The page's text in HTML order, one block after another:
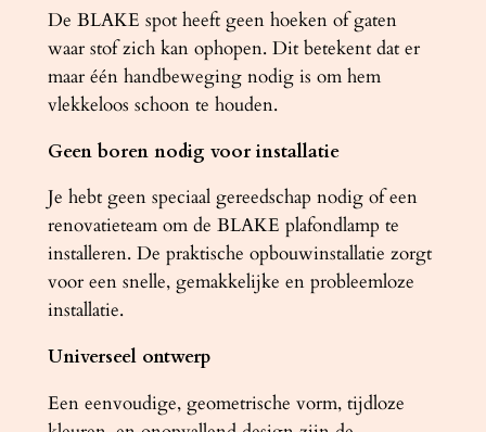
a
l
De BLAKE spot heeft geen hoeken of gaten
waar stof zich kan ophopen. Dit betekent dat er
maar één handbeweging nodig is om hem
vlekkeloos schoon te houden.
Geen boren nodig voor installatie
Je hebt geen speciaal gereedschap nodig of een
renovatieteam om de BLAKE plafondlamp te
installeren. De praktische opbouwinstallatie zorgt
voor een snelle, gemakkelijke en probleemloze
installatie.
Universeel ontwerp
Een eenvoudige, geometrische vorm, tijdloze